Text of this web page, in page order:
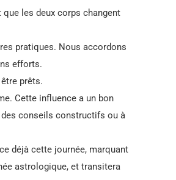
que les deux corps changent
pratiques. Nous accordons
efforts.
prêts.
Cette influence a un bon
conseils constructifs ou à
déjà cette journée, marquant
astrologique, et transitera